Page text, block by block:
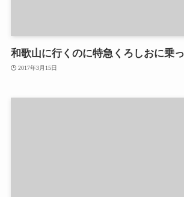
和歌山に行くのに特急くろしおに乗
2017年3月15日